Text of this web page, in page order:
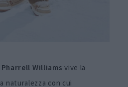
Pharrell Williams vive la
naturalezza con cui